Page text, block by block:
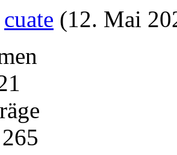
cuate (12. Mai